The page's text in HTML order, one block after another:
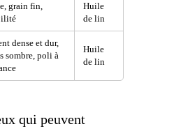
grain fin,
Huile
de lin
dense et dur,
sombre, poli à
Huile
de lin
qui peuvent